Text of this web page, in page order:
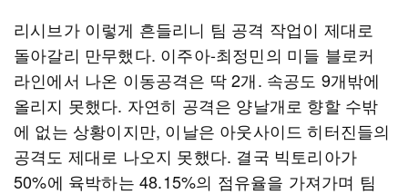
리시브가 이렇게 흔들리니 팀 공격 작업이 제대로
돌아갈리 만무했다. 이주아-최정민의 미들 블로커
라인에서 나온 이동공격은 딱 2개. 속공도 9개밖에
올리지 못했다. 자연히 공격은 양날개로 향할 수밖
에 없는 상황이지만, 이날은 아웃사이드 히터진들의
공격도 제대로 나오지 못했다. 결국 빅토리아가
50%에 육박하는 48.15%의 점유율을 가져가며 팀